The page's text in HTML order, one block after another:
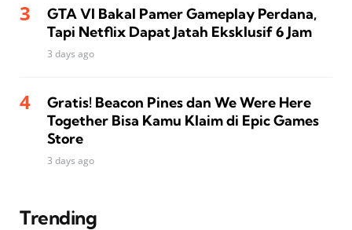
GTA VI Bakal Pamer Gameplay Perdana,
Tapi Netflix Dapat Jatah Eksklusif 6 Jam
3 days ago
Gratis! Beacon Pines dan We Were Here
Together Bisa Kamu Klaim di Epic Games
Store
3 days ago
Trending